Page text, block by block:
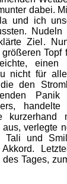
dabei.
und ich
Nudeln
Ziel.
Topf
einen
nicht für
den
kurzerhand
verlegte
Tali und
Tages,